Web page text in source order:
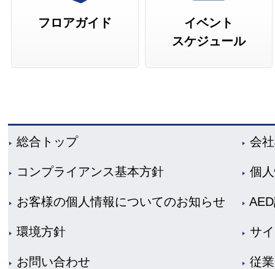
フロアガイド
イベント
スケジュール
総合トップ 会
コンプライアンス基本方針 個
お客様の個人情報についてのお知らせ
環境方針 サ
お問い合わせ 従